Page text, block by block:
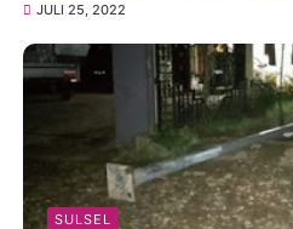
JULI 25, 2022
SULSEL